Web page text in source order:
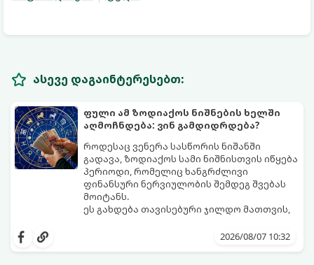
ასევე დაგაინტერესებთ:
ფული ამ ზოდიაქოს ნიშნების ხელში
აღმოჩნდება: ვინ გამდიდრდება?
როდესაც ვენერა სასწორის ნიშანში
გადავა, ზოდიაქოს სამი ნიშნისთვის იწყება
პერიოდი, რომელიც ხანგრძლივი
ფინანსური ნერვიულობის შემდეგ შვებას
მოიტანს.
ეს გახდება თავისებური ჯილდო მათთვის,
იჩენდა და სირთულეების მიუხედავად წინ
2026/08/07 10:32